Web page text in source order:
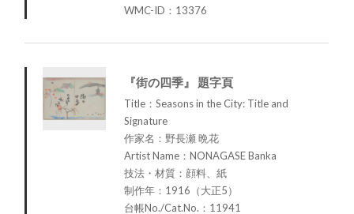
WMC-ID：13376
『街の四季』 題字頁
Title：Seasons in the City: Title and
Signature
作家名：野長瀬 晩花
Artist Name：NONAGASE Banka
技法・材質：顔料、紙
制作年：1916（大正5）
台帳No./Cat.No.：11941